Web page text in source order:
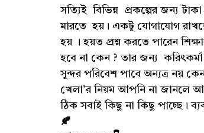
সত্যিই বিভিন্ন প্রকল্পের জন্য
মারতে হয়। একটু যোগাযোগ রাখতে
হয় । হয়ত প্রশ্ন করতে পারেন
হবে না কেন ? তার জন্য
সুন্দর পরিবেশ পাবে অন্যত্র নয়
খেলা’র নিয়ম আপনি না জানলে
ঠিক সবাই কিছু না কিছু পাচ্ছে।
🍂